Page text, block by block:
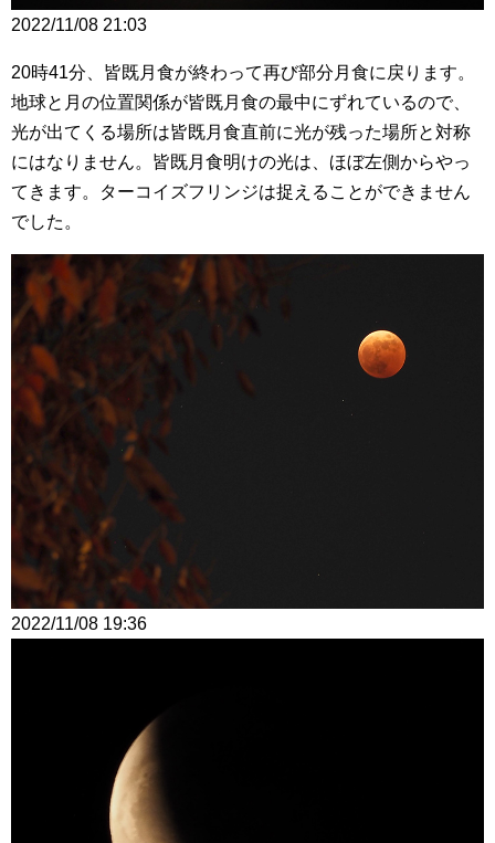
2022/11/08 21:03
20時41分、皆既月食が終わって再び部分月食に戻ります。
地球と月の位置関係が皆既月食の最中にずれているので、
光が出てくる場所は皆既月食直前に光が残った場所と対称
にはなりません。皆既月食明けの光は、ほぼ左側からやっ
てきます。ターコイズフリンジは捉えることができません
でした。
2022/11/08 19:36